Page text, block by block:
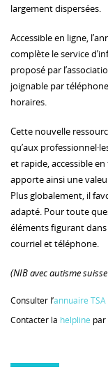
largement dispersées.
Accessible en ligne,
complète le service
proposé par
joignable par
horaires.
Cette nouvelle
qu’aux
et rapide, accessible
apporte ainsi une
Plus globalement, il
adapté. Pour toute
éléments figurant
courriel et téléphone.
(NIB avec autisme
Consulter l’annuaire TSA
Contacter la helpline